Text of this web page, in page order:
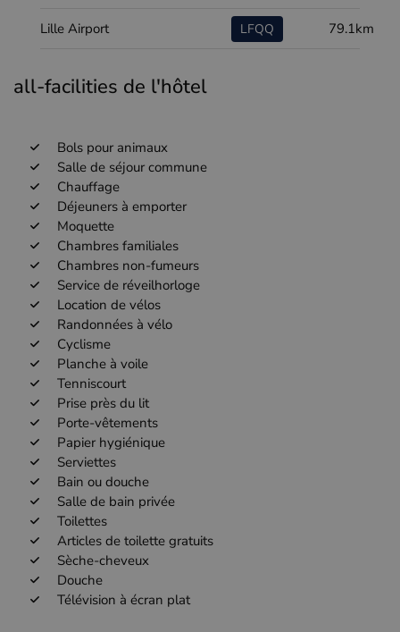
Lille Airport LFQQ 79.1km
all-facilities de l'hôtel
Bols pour animaux
Salle de séjour commune
Chauffage
Déjeuners à emporter
Moquette
Chambres familiales
Chambres non-fumeurs
Service de réveilhorloge
Location de vélos
Randonnées à vélo
Cyclisme
Planche à voile
Tenniscourt
Prise près du lit
Porte-vêtements
Papier hygiénique
Serviettes
Bain ou douche
Salle de bain privée
Toilettes
Articles de toilette gratuits
Sèche-cheveux
Douche
Télévision à écran plat